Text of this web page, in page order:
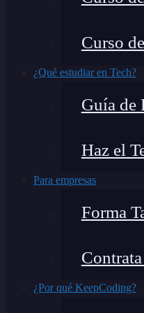
Curso
¿Qué estudiar en Tech?
Guía de
Haz el
Para empresas
Forma
¿Por qué KeepCoding?